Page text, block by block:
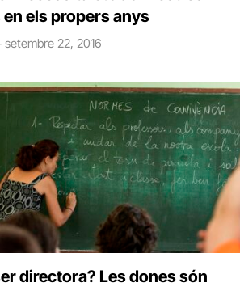
en els propers anys
setembre 22, 2016
directora? Les dones són